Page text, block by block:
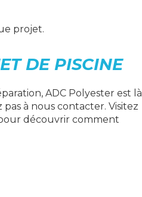
projet.
DE PISCINE
ADC Polyester est là
à nous contacter. Visitez
découvrir comment